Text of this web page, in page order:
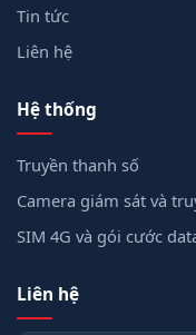
Tin tức
Liên hệ
Hệ thống
Truyền thanh số
Camera giám sát và
SIM 4G và gói cước
Liên hệ